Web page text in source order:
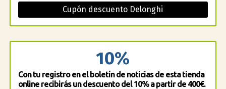
Cupón descuento Delonghi
10%
Con tu registro en el boletín de noticias de esta tienda
online recibirás un descuento del 10% a partir de 400€.